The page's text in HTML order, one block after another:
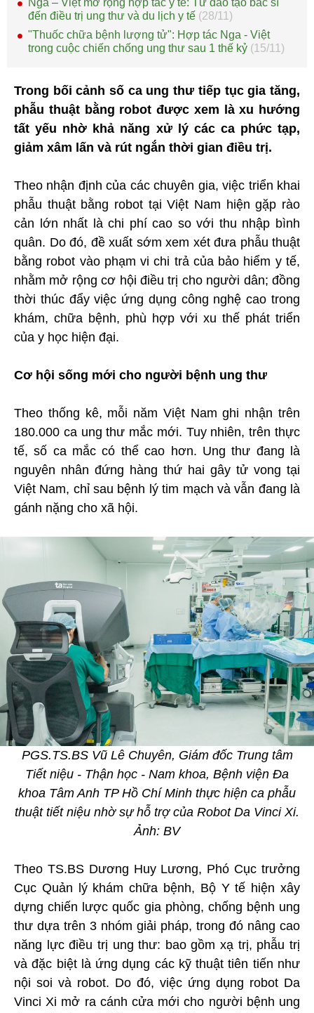
Nga – Việt mở rộng hợp tác y tế: Từ đào tạo bác sĩ
đến điều trị ung thư và du lịch y tế (28/11)
"Thuốc chữa bệnh lượng tử": Hợp tác Nga - Việt
trong cuộc chiến chống ung thư sau 1 thế kỷ (15/11)
Trong bối cảnh số ca ung thư tiếp tục gia tăng,
phẫu thuật bằng robot được xem là xu hướng
tất yếu nhờ khả năng xử lý các ca phức tạp,
giảm xâm lấn và rút ngắn thời gian điều trị.
Theo nhận định của các chuyên gia, việc triển khai
phẫu thuật bằng robot tại Việt Nam hiện gặp rào
cản lớn nhất là chi phí cao so với thu nhập bình
quân. Do đó, đề xuất sớm xem xét đưa phẫu thuật
bằng robot vào phạm vi chi trả của bảo hiểm y tế,
nhằm mở rộng cơ hội điều trị cho người dân; đồng
thời thúc đẩy việc ứng dụng công nghệ cao trong
khám, chữa bệnh, phù hợp với xu thế phát triển
của y học hiện đại.
Cơ hội sống mới cho người bệnh ung thư
Theo thống kê, mỗi năm Việt Nam ghi nhận trên
180.000 ca ung thư mắc mới. Tuy nhiên, trên thực
tế, số ca mắc có thể cao hơn. Ung thư đang là
nguyên nhân đứng hàng thứ hai gây tử vong tại
Việt Nam, chỉ sau bệnh lý tim mạch và vẫn đang là
gánh nặng cho xã hội.
PGS.TS.BS Vũ Lê Chuyên, Giám đốc Trung tâm
Tiết niệu - Thận học - Nam khoa, Bệnh viện Đa
khoa Tâm Anh TP Hồ Chí Minh thực hiện ca phẫu
thuật tiết niệu nhờ sự hỗ trợ của Robot Da Vinci Xi.
Ảnh: BV
Theo TS.BS Dương Huy Lương, Phó Cục trưởng
Cục Quản lý khám chữa bệnh, Bộ Y tế hiện xây
dựng chiến lược quốc gia phòng, chống bệnh ung
thư dựa trên 3 nhóm giải pháp, trong đó nâng cao
năng lực điều trị ung thư: bao gồm xạ trị, phẫu trị
và đặc biệt là ứng dụng các kỹ thuật tiên tiến như
nội soi và robot. Do đó, việc ứng dụng robot Da
Vinci Xi mở ra cánh cửa mới cho người bệnh ung